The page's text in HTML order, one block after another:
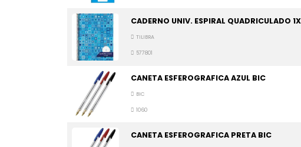
CADERNO UNIV. ESPIRAL QUADRICULADO
TILIBRA
577801
CANETA ESFEROGRAFICA AZUL BIC
BIC
1060
CANETA ESFEROGRAFICA PRETA BIC